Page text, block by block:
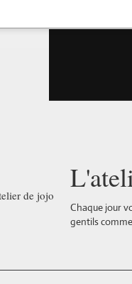
Chaque jour
gentils